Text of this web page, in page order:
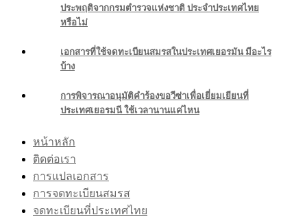
ประพฤติจากกรมตำรวจแห่งชาติ ประจำประเทศไทย
หรือไม่
เอกสารที่ใช้จดทะเบียนสมรสในประเทศเยอรมัน มีอะไร
บ้าง
การพิจารณาอนุมัติคำร้องขอวีซ่าเพื่อเยี่ยมเยียนที่
ประเทศเยอรมนี ใช้เวลานานแค่ไหน
หน้าหลัก
ติดต่อเรา
การแปลเอกสาร
การจดทะเบียนสมรส
จดทะเบียนที่ประเทศไทย